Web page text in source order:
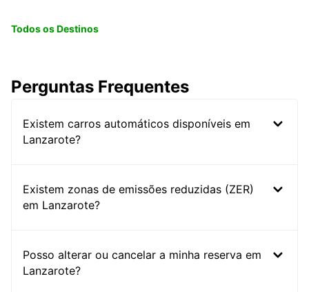
Todos os Destinos
Perguntas Frequentes
Existem carros automáticos disponíveis em
Lanzarote?
Existem zonas de emissões reduzidas (ZER)
em Lanzarote?
Posso alterar ou cancelar a minha reserva em
Lanzarote?